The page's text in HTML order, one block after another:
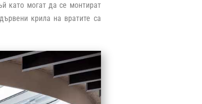
като могат да се монтират
крила на вратите са